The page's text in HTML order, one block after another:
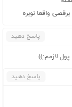
واقعا نوبره
پاسخ دهید
لازمم:))
پاسخ دهید